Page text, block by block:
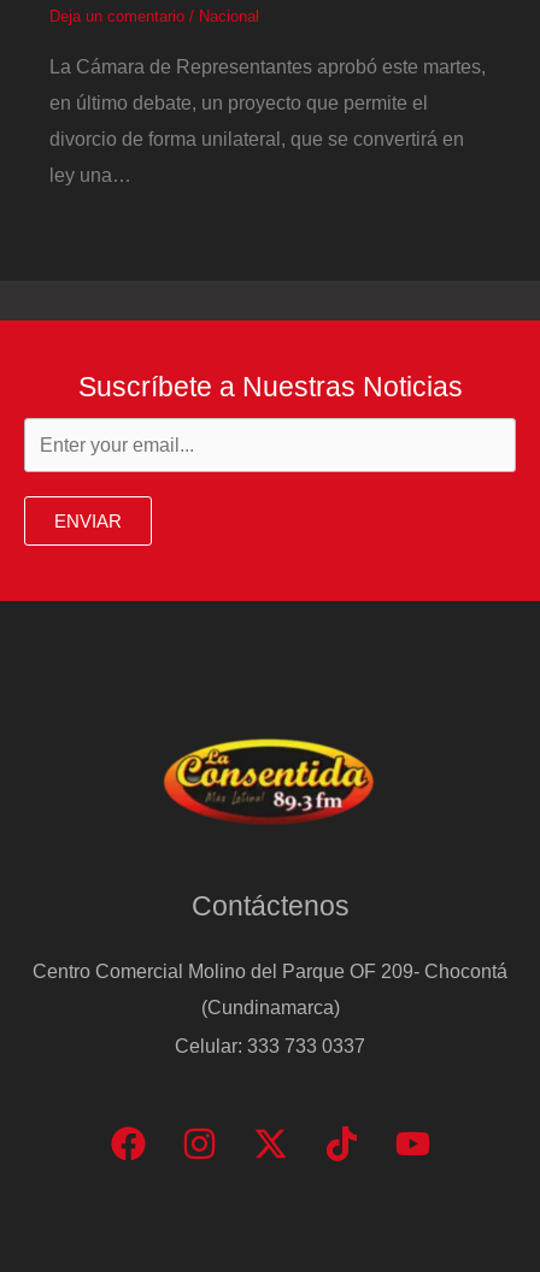
Deja un comentario / Nacional
La Cámara de Representantes aprobó este martes,
en último debate, un proyecto que permite el
divorcio de forma unilateral, que se convertirá en
ley una…
Suscríbete a Nuestras Noticias
ENVIAR
Contáctenos
Centro Comercial Molino del Parque OF 209- Chocontá
(Cundinamarca)
Celular: 333 733 0337